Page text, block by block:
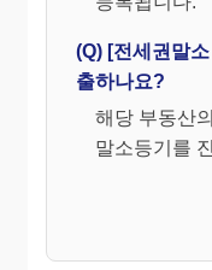
(Q) [전세권말
출하나요?
해당 부동산
말소등기를